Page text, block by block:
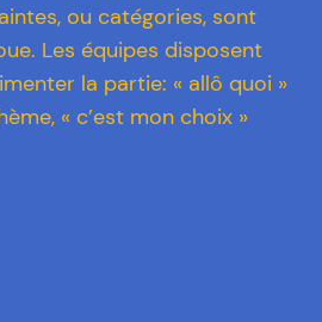
ou catégories, sont
Les équipes disposent
la partie: « allô quoi »
« c’est mon choix »